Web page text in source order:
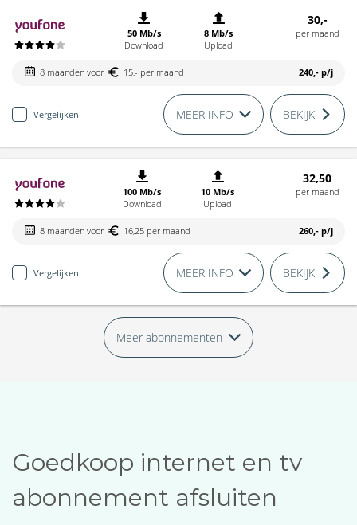
50 Mb/s
Download
8 Mb/s
Upload
30,-
per maand
8 maanden voor 15,- per maand 240,- p/j
Vergelijken MEER INFO BEKIJK
100 Mb/s
Download
10 Mb/s
Upload
32,50
per maand
8 maanden voor 16,25 per maand 260,- p/j
Vergelijken MEER INFO BEKIJK
Meer abonnementen
Goedkoop internet en tv
abonnement afsluiten